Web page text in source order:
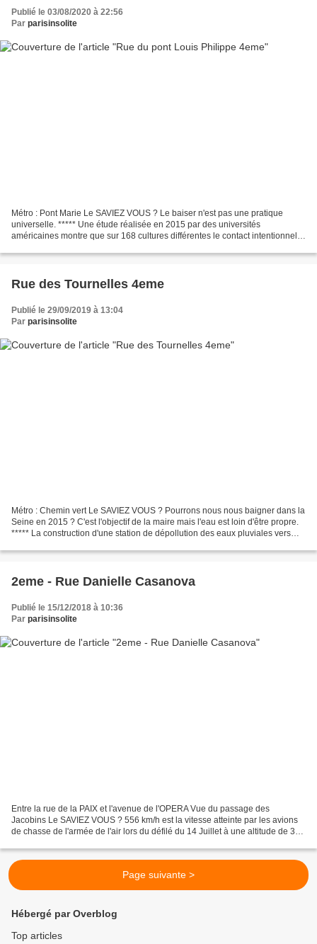
Publié le 03/08/2020 à 22:56
Par parisinsolite
Métro : Pont Marie Le SAVIEZ VOUS ? Le baiser n'est pas une pratique
universelle. ***** Une étude réalisée en 2015 par des universités
américaines montre que sur 168 cultures différentes le contact intentionnel
Rue des Tournelles 4eme
Publié le 29/09/2019 à 13:04
Par parisinsolite
Métro : Chemin vert Le SAVIEZ VOUS ? Pourrons nous nous baigner dans la
Seine en 2015 ? C'est l'objectif de la maire mais l'eau est loin d'être propre.
***** La construction d'une station de dépollution des eaux pluviales vers
2eme - Rue Danielle Casanova
Publié le 15/12/2018 à 10:36
Par parisinsolite
Entre la rue de la PAIX et l'avenue de l'OPERA Vue du passage des
Jacobins Le SAVIEZ VOUS ? 556 km/h est la vitesse atteinte par les avions
de chasse de l'armée de l'air lors du défilé du 14 Juillet à une altitude de 305
Page suivante >
Hébergé par Overblog
Top articles